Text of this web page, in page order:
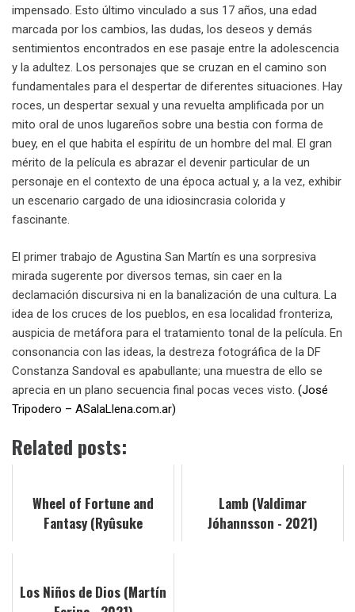
impensado. Esto último vinculado a sus 17 años, una edad
marcada por los cambios, las dudas, los deseos y demás
sentimientos encontrados en ese pasaje entre la adolescencia
y la adultez. Los personajes que se cruzan en el camino son
fundamentales para el despertar de diferentes situaciones. Hay
roces, un despertar sexual y una revuelta amplificada por un
mito oral de unos lugareños sobre una bestia con forma de
buey, en el que habita el espíritu de un hombre del mal. El gran
mérito de la película es abrazar el devenir particular de un
personaje en el contexto de una época actual y, a la vez, exhibir
un escenario cargado de una idiosincrasia colorida y
fascinante.
El primer trabajo de Agustina San Martín es una sorpresiva
mirada sugerente por diversos temas, sin caer en la
declamación discursiva ni en la banalización de una cultura. La
idea de los cruces de los pueblos, en esa localidad fronteriza,
auspicia de metáfora para el tratamiento tonal de la película. En
consonancia con las ideas, la destreza fotográfica de la DF
Constanza Sandoval es apabullante; una muestra de ello se
aprecia en un plano secuencia final pocas veces visto. (José
Tripodero – ASalaLlena.com.ar)
Related posts:
Wheel of Fortune and
Fantasy (Ryûsuke
Lamb (Valdimar
Jóhannsson - 2021)
Los Niños de Dios (Martín